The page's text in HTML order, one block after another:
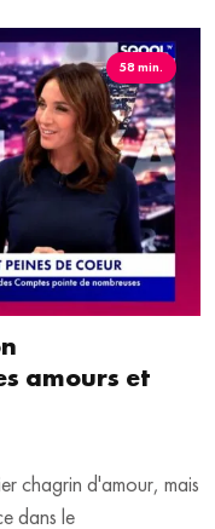
58 min.
amours et
chagrin d'amour, mais
dans le